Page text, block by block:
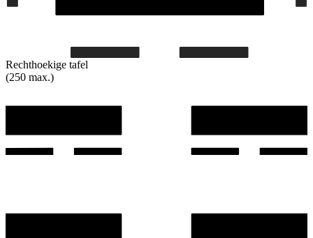
Rechthoekige tafel
(250 max.)